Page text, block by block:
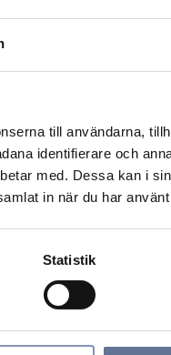
till användarna,
identifierare och
med. Dessa kan i
in när du har
Statistik